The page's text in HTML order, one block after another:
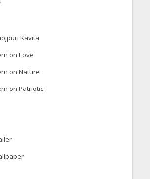
Kavita
on Love
on Nature
on Patriotic